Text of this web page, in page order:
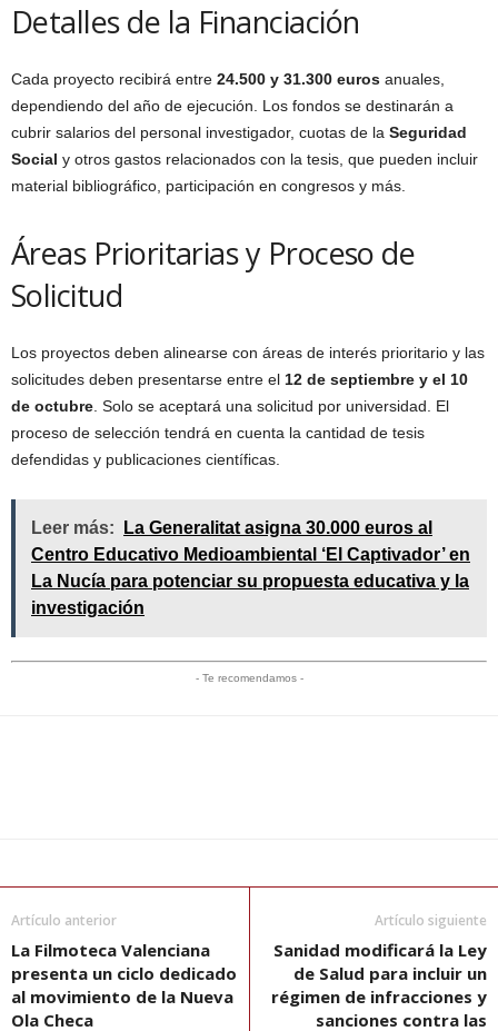
Detalles de la Financiación
Cada proyecto recibirá entre 24.500 y 31.300 euros anuales,
dependiendo del año de ejecución. Los fondos se destinarán a
cubrir salarios del personal investigador, cuotas de la Seguridad
Social y otros gastos relacionados con la tesis, que pueden incluir
material bibliográfico, participación en congresos y más.
Áreas Prioritarias y Proceso de
Solicitud
Los proyectos deben alinearse con áreas de interés prioritario y las
solicitudes deben presentarse entre el 12 de septiembre y el 10
de octubre . Solo se aceptará una solicitud por universidad. El
proceso de selección tendrá en cuenta la cantidad de tesis
defendidas y publicaciones científicas.
Leer más:
La Generalitat asigna 30.000 euros al
Centro Educativo Medioambiental ‘El Captivador’ en
La Nucía para potenciar su propuesta educativa y la
investigación
- Te recomendamos -
Artículo anterior
La Filmoteca Valenciana
presenta un ciclo dedicado
al movimiento de la Nueva
Ola Checa
Artículo siguiente
Sanidad modificará la Ley
de Salud para incluir un
régimen de infracciones y
sanciones contra las